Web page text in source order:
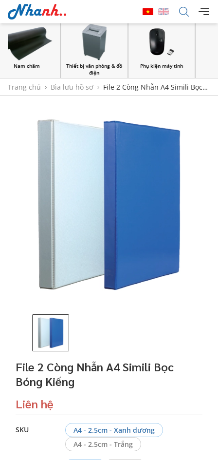
Thiết bị văn phòng & đồ
Phụ kiện máy tính Sản Phẩm Giấy
Trang chủ Bìa lưu hồ sơ
File 2 Còng Nhẫn A4 Simili Bọc
Bóng Kiếng
File 2 Còng Nhẫn A4 Simili Bọc
Bóng Kiếng
Liên hệ
SKU
A4 - 2.5cm - Xanh dương
A4 - 2.5cm - Trắng